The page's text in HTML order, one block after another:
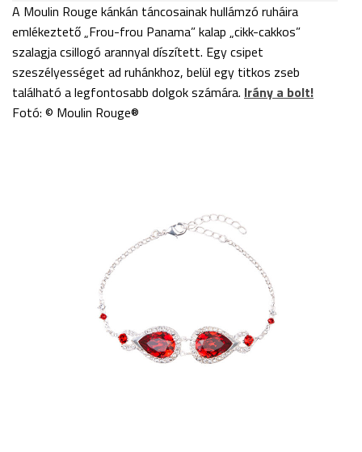
A Moulin Rouge kánkán táncosainak hullámzó ruháira
emlékeztető „Frou-frou Panama” kalap „cikk-cakkos”
szalagja csillogó arannyal díszített. Egy csipet
szeszélyességet ad ruhánkhoz, belül egy titkos zseb
található a legfontosabb dolgok számára. Irány a bolt!
Fotó: © Moulin Rouge®